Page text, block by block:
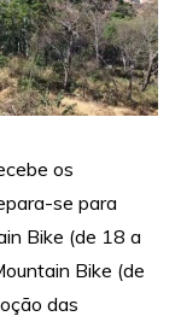
os
se para
Bike (de 18 a
Bike (de
das